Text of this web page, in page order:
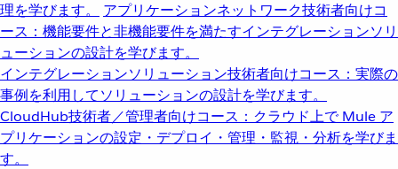
理を学びます。
アプリケーションネットワーク技術者向けコ
ース：機能要件と非機能要件を満たすインテグレーションソリ
ューションの設計を学びます。
インテグレーションソリューション技術者向けコース：実際の
事例を利用してソリューションの設計を学びます。
CloudHub技術者／管理者向けコース：クラウド上で Mule ア
プリケーションの設定・デプロイ・管理・監視・分析を学びま
す。